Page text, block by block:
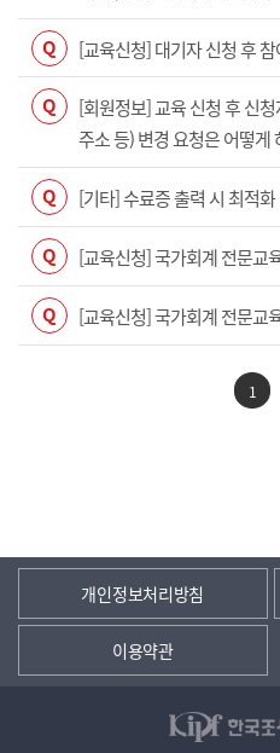
Q [교육신청] 대기자 신청 후
Q
[회원정보] 교육 신청 후 신
주소 등) 변경 요청은 어떻게
Q [기타] 수료증 출력 시 최적
Q [교육신청] 국가회계 전문교
Q [교육신청] 국가회계 전문교
1
개인정보처리방침
이용약관